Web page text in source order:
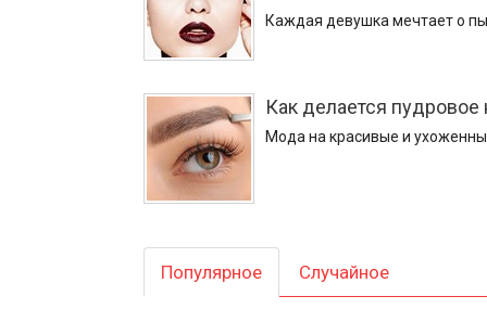
Каждая девушка мечтает о
Как делается
Мода на красивые и
Популярное Случайное